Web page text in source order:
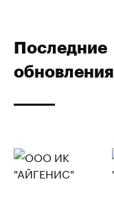
Последние
обновления